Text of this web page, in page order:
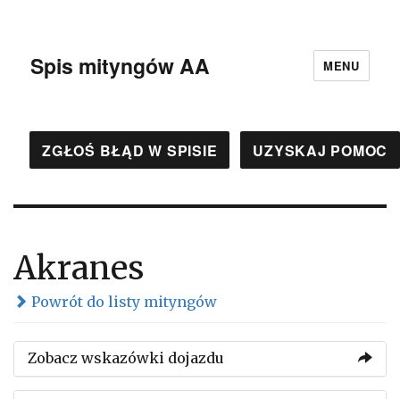
Spis mityngów AA MENU
ZGŁOŚ BŁĄD W SPISIE UZYSKAJ POMOC
Akranes
Powrót do listy mityngów
Zobacz wskazówki dojazdu